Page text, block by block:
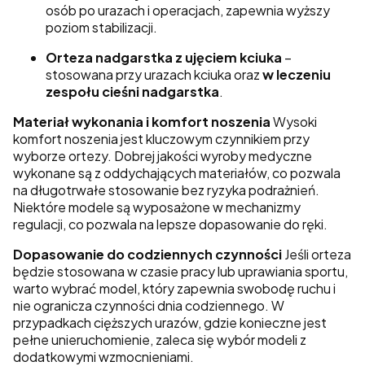
osób po urazach i operacjach, zapewnia wyższy
poziom stabilizacji.
Orteza nadgarstka z ujęciem kciuka –
stosowana przy urazach kciuka orazw leczeniu
zespołu cieśni nadgarstka.
Materiał wykonania i komfort noszeniaWysoki
komfort noszenia jest kluczowym czynnikiem przy
wyborze ortezy. Dobrej jakości wyroby medyczne
wykonane są z oddychających materiałów, co pozwala
na długotrwałe stosowanie bez ryzyka podrażnień.
Niektóre modele są wyposażone w mechanizmy
regulacji, co pozwala na lepsze dopasowanie do ręki.
Dopasowanie do codziennych czynnościJeśli orteza
będzie stosowana w czasie pracy lub uprawiania sportu,
warto wybrać model, który zapewnia swobodę ruchu i
nie ogranicza czynności dnia codziennego. W
przypadkach cięższych urazów, gdzie konieczne jest
pełne unieruchomienie, zaleca się wybór modeli z
dodatkowymi wzmocnieniami.